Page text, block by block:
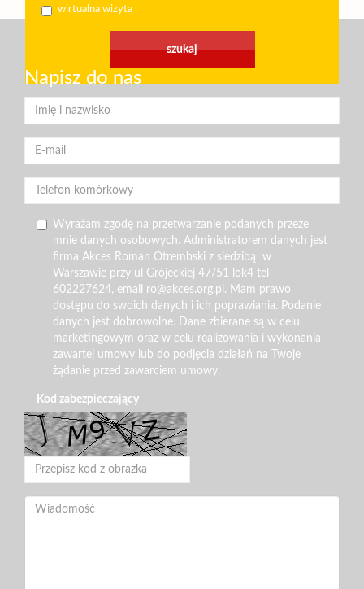
wirtualna wizyta
Napisz do nas
Wyrażam zgodę na przetwarzanie podanych przeze
mnie danych osobowych. Administratorem danych jest
firma Akces Roman Otrembski z siedzibą w
Warszawie przy ul Grójeckiej 47/51 lok4 tel
602227624, email ro@akces.org.pl. Mam prawo
dostępu do swoich danych i ich poprawiania. Podanie
danych jest dobrowolne. Dane zbierane są w celu
marketingowym oraz w celu realizowania i wykonania
zawartej umowy lub do podjęcia działań na Twoje
żądanie przed zawarciem umowy.
Kod zabezpieczający